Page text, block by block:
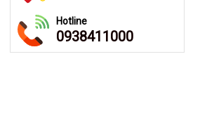
Hotline
0938411000